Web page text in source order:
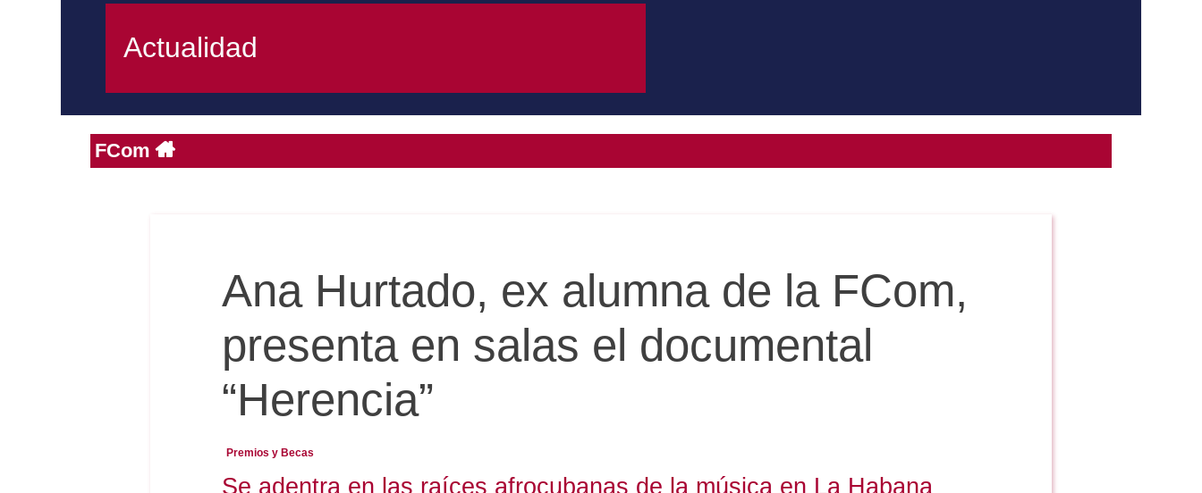
Actualidad
FCom
Ana Hurtado, ex alumna de la FCom,
presenta en salas el documental
“Herencia”
Premios y Becas
Se adentra en las raíces afrocubanas de la música en La Habana